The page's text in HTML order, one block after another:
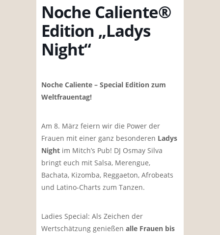
Noche Caliente®
Edition „Ladys
Night“
Noche Caliente – Special Edition zum
Weltfrauentag!
Am 8. März feiern wir die Power der
Frauen mit einer ganz besonderen Ladys
Night im Mitch’s Pub! DJ Osmay Silva
bringt euch mit Salsa, Merengue,
Bachata, Kizomba, Reggaeton, Afrobeats
und Latino-Charts zum Tanzen.
Ladies Special: Als Zeichen der
Wertschätzung genießen alle Frauen bis